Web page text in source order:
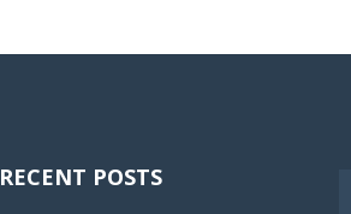
RECENT POSTS